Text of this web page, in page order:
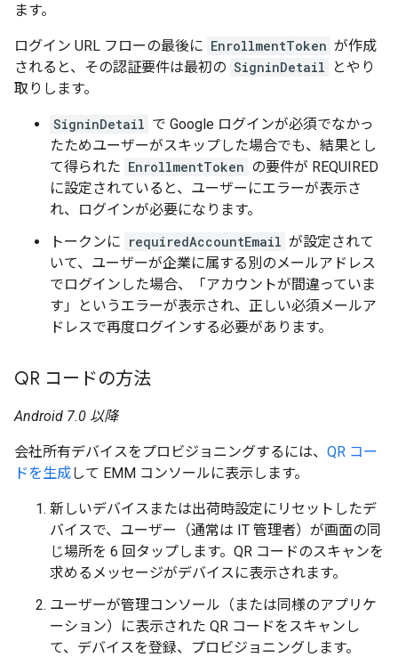
ます。
ログイン URL フローの最後に EnrollmentToken が作成
されると、その認証要件は最初の SigninDetail
とやり
取りします。
SigninDetail で Google ログインが必須でなかっ
たためユーザーがスキップした場合でも、結果とし
て得られた EnrollmentToken の要件が REQUIRED
に設定されていると、ユーザーにエラーが表示さ
れ、ログインが必要になります。
トークンに requiredAccountEmail が設定されて
いて、ユーザーが企業に属する別のメールアドレス
でログインした場合、「アカウントが間違っていま
す」というエラーが表示され、正しい必須メールア
ドレスで再度ログインする必要があります。
QR コードの方法
Android 7.0 以降
会社所有デバイスをプロビジョニングするには、 QR コー
ドを生成して EMM コンソールに表示します。
新しいデバイスまたは出荷時設定にリセットしたデ
バイスで、ユーザー（通常は IT 管理者）が画面の同
じ場所を 6 回タップします。QR コードのスキャンを
求めるメッセージがデバイスに表示されます。
ユーザーが管理コンソール（または同様のアプリケ
ーション）に表示された QR コードをスキャンし
て、デバイスを登録、プロビジョニングします。